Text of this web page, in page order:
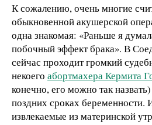
К сожалению, очень многие
обыкновенной акушерской
одна знакомая: «Раньше я
побочный эффект брака». В
сейчас проходит громкий
некоего абортмахера Кермита
конечно, его можно так
поздних сроках беременности.
извлекаемые из материнской